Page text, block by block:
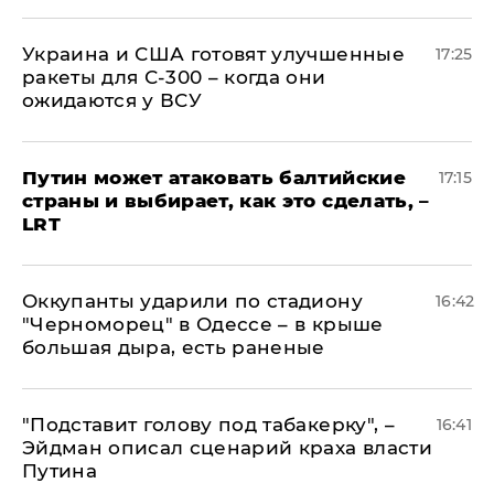
Украина и США готовят улучшенные
ракеты для С-300 – когда они
ожидаются у ВСУ
17:25
Путин может атаковать балтийские
страны и выбирает, как это сделать, –
LRT
17:15
Оккупанты ударили по стадиону
"Черноморец" в Одессе – в крыше
большая дыра, есть раненые
16:42
​"Подставит голову под табакерку", –
Эйдман описал сценарий краха власти
Путина
16:41